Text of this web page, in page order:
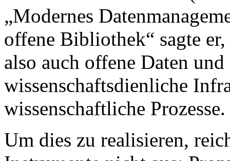
„Modernes
offene Bibliothek“ sagte
also auch offene Daten
wissenschaftsdienliche
wissenschaftliche Prozesse.
Um dies zu realisieren,